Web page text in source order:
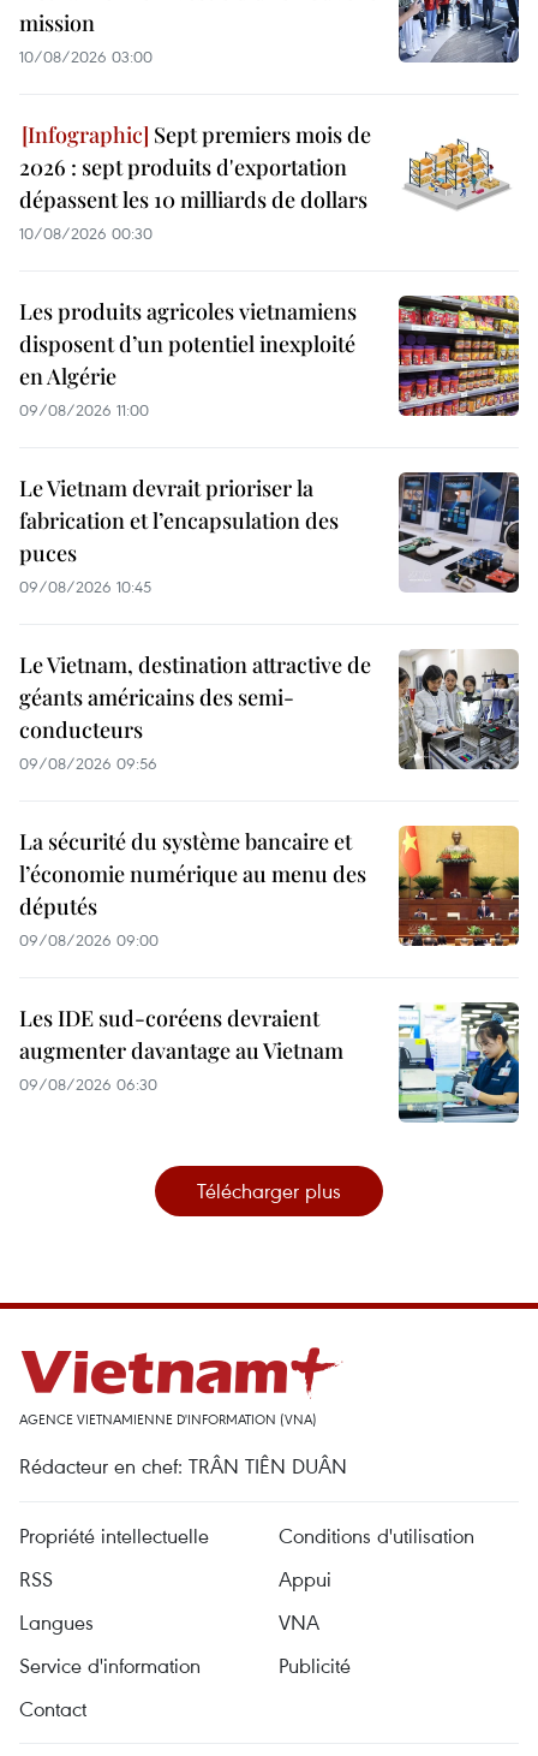
mission
10/08/2026 03:00
Sept premiers mois de
2026 : sept produits d'exportation
dépassent les 10 milliards de dollars
10/08/2026 00:30
Les produits agricoles vietnamiens
disposent d’un potentiel inexploité
en Algérie
09/08/2026 11:00
Le Vietnam devrait prioriser la
fabrication et l’encapsulation des
puces
09/08/2026 10:45
Le Vietnam, destination attractive de
géants américains des semi-
conducteurs
09/08/2026 09:56
La sécurité du système bancaire et
l’économie numérique au menu des
députés
09/08/2026 09:00
Les IDE sud-coréens devraient
augmenter davantage au Vietnam
09/08/2026 06:30
Télécharger plus
AGENCE VIETNAMIENNE D'INFORMATION (VNA)
Rédacteur en chef: TRÂN TIÊN DUÂN
Propriété intellectuelle
Conditions d'utilisation
RSS
Appui
Langues
VNA
Service d'information
Publicité
Contact